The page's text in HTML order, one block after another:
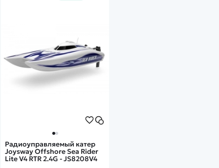
Радиоуправляемый катер
Joysway Offshore Sea Rider
Lite V4 RTR 2.4G - JS8208V4